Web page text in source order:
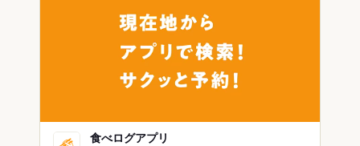
食べログアプリ